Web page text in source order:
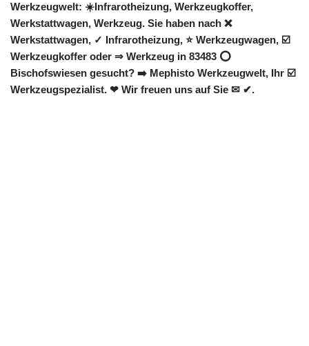
Werkzeugwelt: ☀️Infrarotheizung, Werkzeugkoffer,
Werkstattwagen, Werkzeug. Sie haben nach ❌
Werkstattwagen, ✓ Infrarotheizung, ⭐ Werkzeugwagen, ☑️
Werkzeugkoffer oder ⇒ Werkzeug in 83483 ⭕
Bischofswiesen gesucht? ➡️ Mephisto Werkzeugwelt, Ihr ☑️
Werkzeugspezialist. ❤ Wir freuen uns auf Sie ✉ ✔.